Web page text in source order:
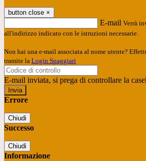
button close ×
E-mail Verrà
all'indirizzo indicato con le istruzioni necessarie.
Non hai una e-mail associata al nome utente?
tramite la Login Spaggiari
E-mail inviata, si prega di controllare la
Errore
Chiudi
Successo
Chiudi
Informazione